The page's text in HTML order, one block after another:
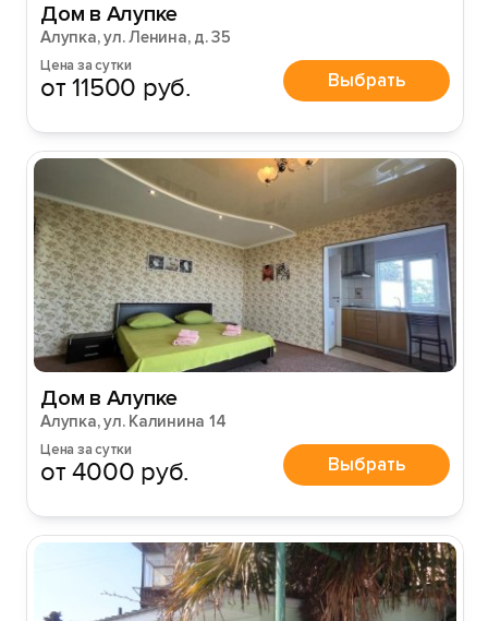
Дом в Алупке
Алупка, ул. Ленина, д. 35
Цена за сутки
от 11500 руб. Выбрать
Дом в Алупке
Алупка, ул. Калинина 14
Цена за сутки
от 4000 руб. Выбрать
Вход на сайт